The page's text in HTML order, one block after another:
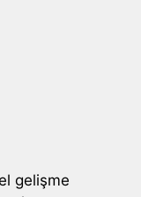
gelişme